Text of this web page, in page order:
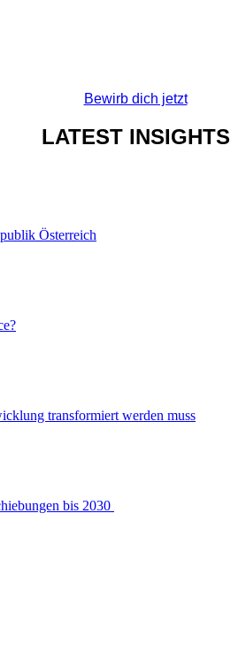
Bewirb dich jetzt
LATEST INSIGHTS
Österreich
transformiert werden muss
bis 2030